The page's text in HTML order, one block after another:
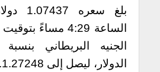
بلغ
الساعة 4:29 مساءً
الدولار، ليصل إلى 1.27248.